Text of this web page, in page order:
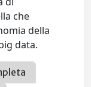
che
della
data.